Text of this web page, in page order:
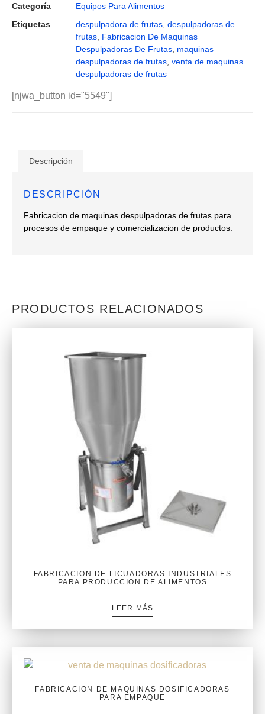
Categoría
Equipos Para Alimentos
Etiquetas
despulpadora de frutas despulpadoras de
frutas Fabricacion De Maquinas
Despulpadoras De Frutas maquinas
despulpadoras de frutas venta de maquinas
despulpadoras de frutas
[njwa_button id="5549"]
Descripción
DESCRIPCIÓN
Fabricacion de maquinas despulpadoras de frutas para
procesos de empaque y comercializacion de productos.
PRODUCTOS RELACIONADOS
FABRICACION DE LICUADORAS INDUSTRIALES
PARA PRODUCCION DE ALIMENTOS
LEER MÁS
FABRICACION DE MAQUINAS DOSIFICADORAS
PARA EMPAQUE